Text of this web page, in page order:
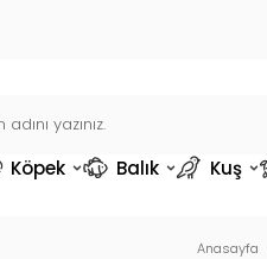
Köpek Balık Kuş
Anasayfa